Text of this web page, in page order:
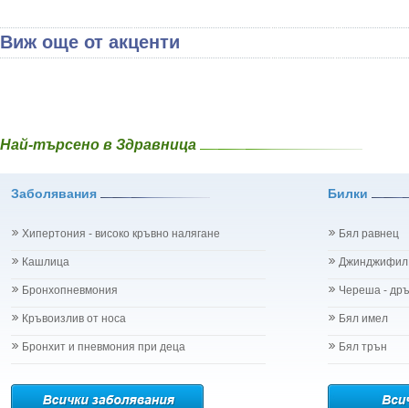
Виж още от акценти
Най-търсено в Здравница
Заболявания Билки
Хипертония - високо кръвно налягане
Кашлица
Бронхопневмония
Кръвоизлив от носа
Бронхит и пневмония при деца
Бял равнец
Джинджифил
Череша -
Бял имел
Бял трън